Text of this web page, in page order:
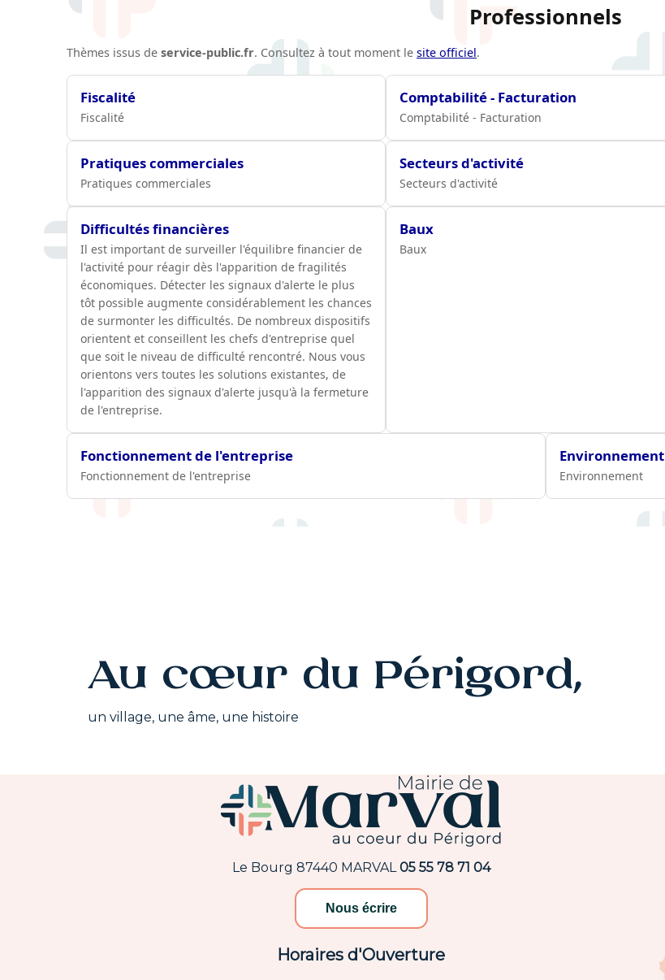
Professionnels
Thèmes issus de service-public.fr. Consultez à tout moment le site officiel.
Fiscalité
Fiscalité
Comptabilité - Facturation
Comptabilité - Facturation
Pratiques commerciales
Pratiques commerciales
Secteurs d'activité
Secteurs d'activité
Difficultés financières
Il est important de surveiller l'équilibre financier de
l'activité pour réagir dès l'apparition de fragilités
économiques. Détecter les signaux d'alerte le plus
tôt possible augmente considérablement les chances
de surmonter les difficultés. De nombreux dispositifs
orientent et conseillent les chefs d'entreprise quel
que soit le niveau de difficulté rencontré. Nous vous
orientons vers toutes les solutions existantes, de
l'apparition des signaux d'alerte jusqu'à la fermeture
de l'entreprise.
Baux
Baux
Fonctionnement de l'entreprise
Fonctionnement de l'entreprise
Environnement
Environnement
Au cœur du Périgord,
un village, une âme, une histoire
Le Bourg 87440 MARVAL 05 55 78 71 04
Nous écrire
Horaires d'Ouverture